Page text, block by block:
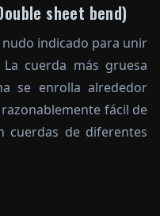
sheet bend)
nudo indicado para unir
cuerda más gruesa
se enrolla alrededor
fácil de
cuerdas de diferentes